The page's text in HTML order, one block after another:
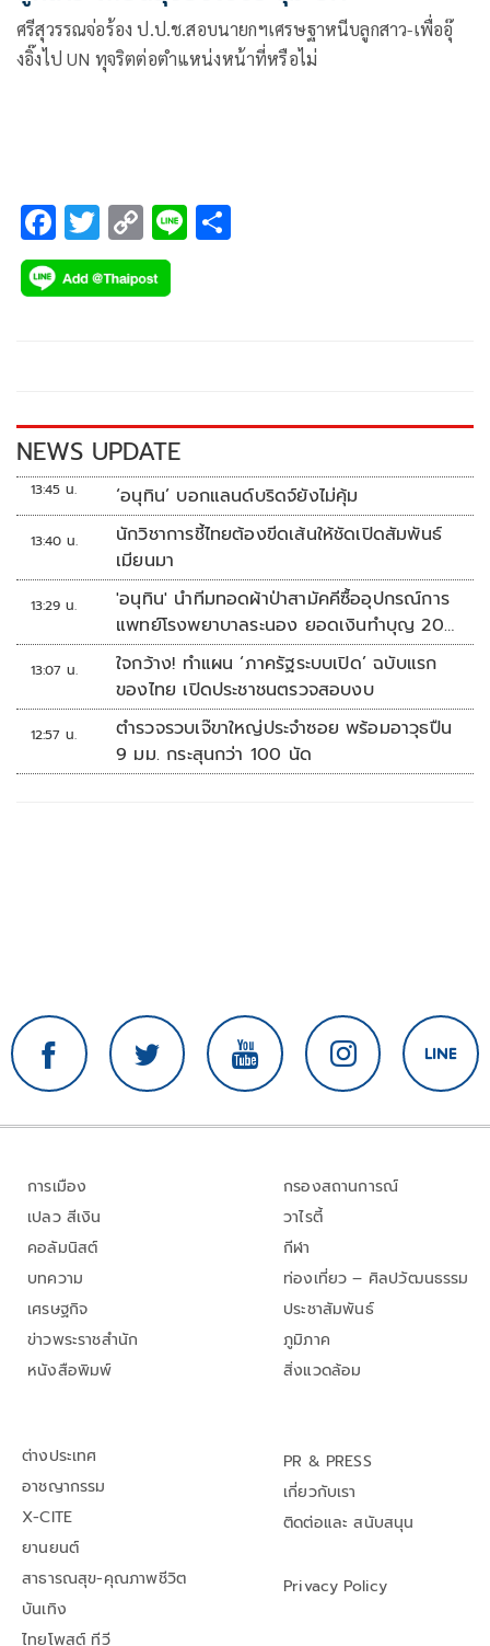
ศรีสุวรรณจ่อร้อง ป.ป.ช.สอบนายกฯเศรษฐาหนีบลูกสาว-เพื่ออุ๊
งอิ๊งไป UN ทุจริตต่อตำแหน่งหน้าที่หรือไม่
F
ac
e
k
T
wi
tt
C
o
p
k
Li
NEWS UPDATE
13:45 น. ‘อนุทิน’ บอกแลนด์บริดจ์ยังไม่คุ้ม
13:40 น.
นักวิชาการชี้ไทยต้องขีดเส้นให้ชัดเปิดสัมพันธ์
เมียนมา
13:29 น.
'อนุทิน' นำทีมทอดผ้าป่าสามัคคีซื้ออุปกรณ์การ
แพทย์โรงพยาบาลระนอง ยอดเงินทำบุญ 20
ล้านบาท
13:07 น.
ใจกว้าง! ทำแผน ‘ภาครัฐระบบเปิด’ ฉบับแรก
ของไทย เปิดประชาชนตรวจสอบงบ
12:57 น.
ตำรวจรวบเจ๊ขาใหญ่ประจำซอย พร้อมอาวุธปืน
9 มม. กระสุนกว่า 100 นัด
การเมือง
เปลว สีเงิน
คอลัมนิสต์
บทความ
เศรษฐกิจ
ข่าวพระราชสำนัก
หนังสือพิมพ์
กรองสถานการณ์
วาไรตี้
กีฬา
ท่องเที่ยว – ศิลปวัฒนธรรม
ประชาสัมพันธ์
ภูมิภาค
สิ่งแวดล้อม
ต่างประเทศ
อาชญากรรม
X-CITE
ยานยนต์
สาธารณสุข-คุณภาพชีวิต
บันเทิง
ไทยโพสต์ ทีวี
PR & PRESS
เกี่ยวกับเรา
ติดต่อและ สนับสนุน
Privacy Policy